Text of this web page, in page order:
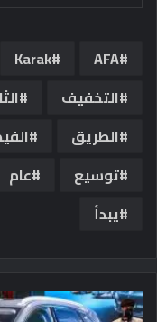
AFA
Karak
التخفيف
الطريق
توسيع
عام
يبدأ